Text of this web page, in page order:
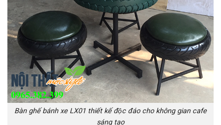
Bàn ghế bánh xe LX01 thiết kế độc đáo cho không gian cafe
sáng tạo